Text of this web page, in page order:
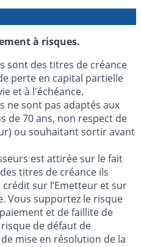
à risques.
sont des titres de créance
perte en capital partielle
et à l'échéance.
ne sont pas adaptés aux
de 70 ans, non respect de
ou souhaitant sortir avant
est attirée sur le fait
titres de créance ils
sur l’Emetteur et sur
Vous supportez le risque
et de faillite de
de défaut de
mise en résolution de la